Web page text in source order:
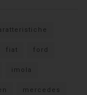
fiat ford
imola
mercedes